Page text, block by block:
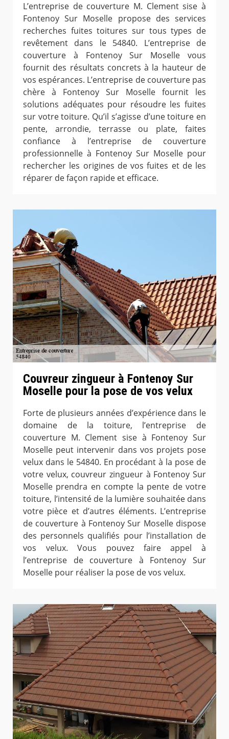
L’entreprise de couverture M. Clement sise à
Fontenoy Sur Moselle propose des services
recherches fuites toitures sur tous types de
revêtement dans le 54840. L’entreprise de
couverture à Fontenoy Sur Moselle vous
fournit des résultats concrets à la hauteur de
vos espérances. L’entreprise de couverture pas
chère à Fontenoy Sur Moselle fournit les
solutions adéquates pour résoudre les fuites
sur votre toiture. Qu’il s’agisse d’une toiture en
pente, arrondie, terrasse ou plate, faites
confiance à l’entreprise de couverture
professionnelle à Fontenoy Sur Moselle pour
rechercher les origines de vos fuites et de les
réparer de façon rapide et efficace.
Couvreur zingueur à Fontenoy Sur
Moselle pour la pose de vos velux
Forte de plusieurs années d’expérience dans le
domaine de la toiture, l’entreprise de
couverture M. Clement sise à Fontenoy Sur
Moselle peut intervenir dans vos projets pose
velux dans le 54840. En procédant à la pose de
votre velux, couvreur zingueur à Fontenoy Sur
Moselle prendra en compte la pente de votre
toiture, l’intensité de la lumière souhaitée dans
votre pièce et d’autres éléments. L’entreprise
de couverture à Fontenoy Sur Moselle dispose
des personnels qualifiés pour l’installation de
vos velux. Vous pouvez faire appel à
l’entreprise de couverture à Fontenoy Sur
Moselle pour réaliser la pose de vos velux.